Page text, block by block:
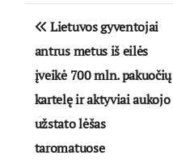
Navigacija
tarp
įrašų
Lietuvos gyventojai
antrus metus iš eilės
įveikė 700 mln. pakuočių
kartelę ir aktyviai aukojo
užstato lėšas
taromatuose